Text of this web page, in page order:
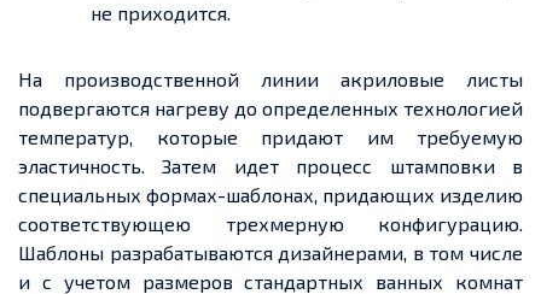
не приходится.
На производственной линии акриловые листы
подвергаются нагреву до определенных технологией
температур, которые придают им требуемую
эластичность. Затем идет процесс штамповки в
специальных формах-шаблонах, придающих изделию
соответствующею трехмерную конфигурацию.
Шаблоны разрабатываются дизайнерами, в том числе
и с учетом размеров стандартных ванных комнат